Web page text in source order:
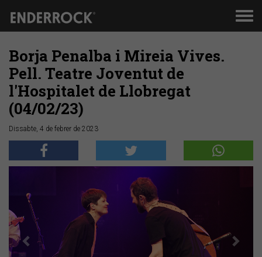
Borja Penalba i Mireia Vives.
Pell. Teatre Joventut de
l'Hospitalet de Llobregat
(04/02/23)
Dissabte, 4 de febrer de 2023
Anterior